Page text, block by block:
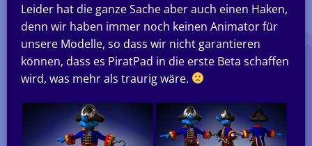
Leider hat die ganze Sache aber auch einen Haken,
denn wir haben immer noch keinen Animator für
unsere Modelle, so dass wir nicht garantieren
können, dass es PiratPad in die erste Beta schaffen
wird, was mehr als traurig wäre.